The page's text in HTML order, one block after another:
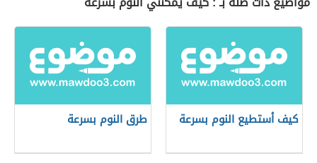
كيف أستطيع النوم بسرعة طرق النوم بسرعة